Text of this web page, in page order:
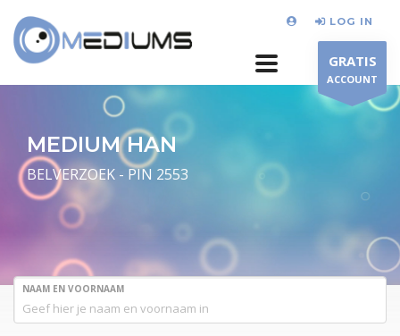
LOG IN
GRATIS
ACCOUNT
MEDIUM HAN
BELVERZOEK - PIN 2553
NAAM EN VOORNAAM